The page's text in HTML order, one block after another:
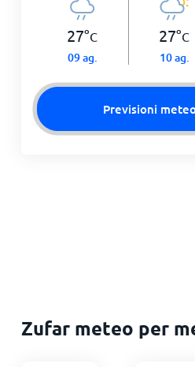
27°C
09 ag.
27°C
10 ag.
Previsioni
Zufar meteo per